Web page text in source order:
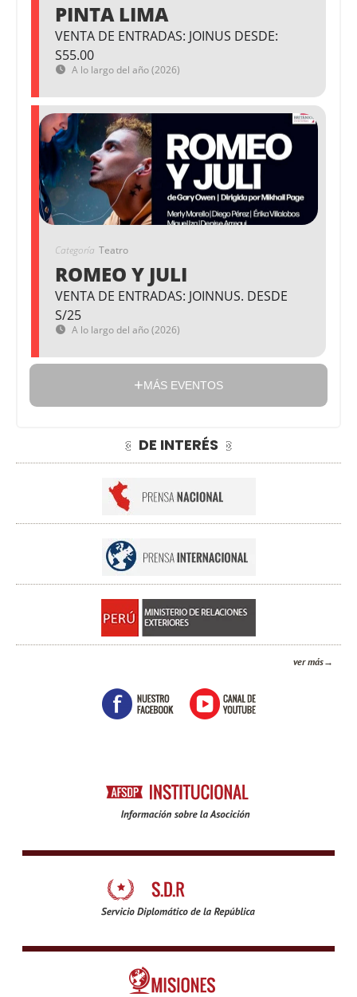
PINTA LIMA
VENTA DE ENTRADAS: JOINUS DESDE:
S55.00
A lo largo del año (2026)
Categoría Teatro
ROMEO Y JULI
VENTA DE ENTRADAS: JOINNUS. DESDE
S/25
A lo largo del año (2026)
MÁS EVENTOS
DE INTERÉS
ver más